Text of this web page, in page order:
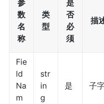
参
数
名
称
类
型
是
否
必
须
描
Fie
ld
Na
m
str
in
g
是 子